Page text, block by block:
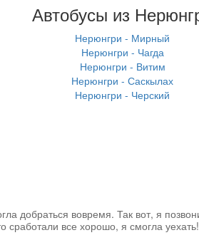
Автобусы из
Нерюнгри - Мирный
Нерюнгри - Чагда
Нерюнгри - Витим
Нерюнгри - Саскылах
Нерюнгри - Черский
добраться вовремя. Так вот, я
сработали все хорошо, я смогла уехать!